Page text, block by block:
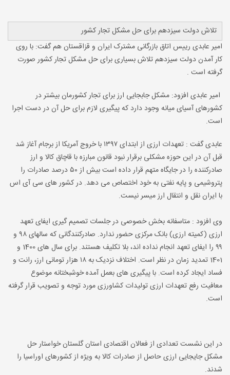
تلاش دولت سیزدهم برای حل مشکل تجار کشور
امیر عابدی رییس اتاق بازرگانی مشترک ایران و قزاقستان هم گفت: با روی
کار آمدن دولت سیزدهم تلاش بسیاری برای حل مشکل تجار کشور صورت
گرفته است .
امیر عابدی افزود: مشکل جابجایی ارز برای تجار کشورمان بیشتر در
کشورهای آسیای میانه وجود دارد که پیگیری لازم برای حل آن در دست اجرا
است.
عابدی گفت : تعهدات ارزی از ابتدای ۱۳۹۷ با خروج آمریکا از برجام آغاز شد
قبل آن در این حوزه مشکلی برقرار نبود قانون مبارزه با قاچاق کالا و ارز
صادرکننده را در جایگاه متهم قرار داده است بیش از ۵۰ درصد صادرات را
پتروشیمی و پایه نفتی به خود اختصاص می دهد. در کشور های سی آی اس
با ایران نقل و انتقال ارز میسر نیست.
وی افزود : متاسفانه بخش خصوصی در جلسات تصمیم گیری ایفای تعهد
ارزی (کمیته ارزی) بانک مرکزی حضور ندارد. صادرکنندگانی که سالهای ۹۸ و
۹۹ را ایفای تعهد انجام نداده اند، بلا تکلیف هستند. برای سال های 1400 و
1401 تمدید زمان در نظر است. اختلاف نزدیک به ۱۸ هزار تومانی ارز، رانت و
فساد ایجاد کرده است. با پیگیری های بعمل آمده خوشبختانه موضوع
معافیت رفع تعهدات ارزی تولیدات کشاورزی مورد توجه و تصویب قرار گرفته
است.
در این نشست تعدادی از فعالان اقتصادی استان گلستان خواستار حل
مشکل جایجایی ارزی حاصل از صادرات کالا به ویژه از کشورهای اوراسیا را
شدند.